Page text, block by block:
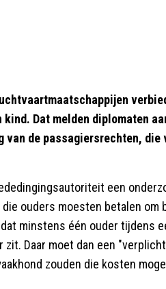
Dat melden diplomaten
van de passagiersrechten, die
een
ouders moesten betalen om
minstens één ouder tijdens
Daar moet dan een
zouden die kosten